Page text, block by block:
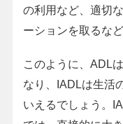
の利用など、適切
ーションを取るな
このように、ADL
なり、IADLは生活
いえるでしょう。